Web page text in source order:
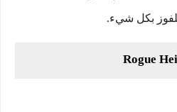
بكل شيء.